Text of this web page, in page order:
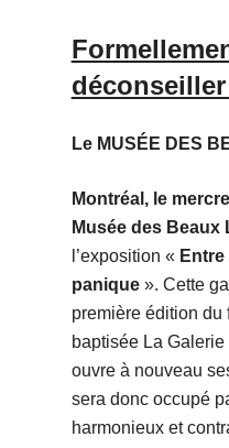
Le MUSÉE DES
Montréal, le
Musée des Beaux
l’exposition «
panique». Cette
première édition du
baptisée La
ouvre à nouveau
sera donc occupé
harmonieux et